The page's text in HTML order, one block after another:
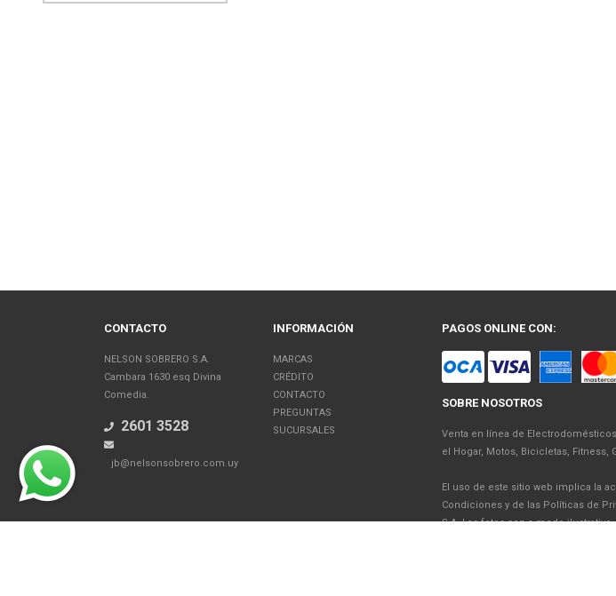
CONTACTO
NELSON SOBRERO S.A.
Cambara 1630 esq Divina
Comedia.
2601 3528
jb@nelsonsobrero.com.uy
INFORMACIÓN
MARCAS
CRÉDITO
CONTACTO
PREGUNTAS
SUCURSALES
PAGOS ONLINE CON:
SOBRE NOSOTROS
Venta en línea de
el Hogar, Motos, Bicicletas, Fitness,
El uso de este sitio web implica la
Condiciones y de las Políticas de
S.A. Las fotos son a modo